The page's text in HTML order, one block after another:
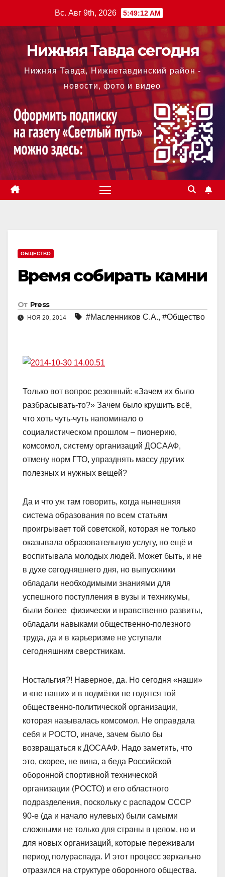
содержимому
Вс. Авг 9th, 2026 5:49:14 AM
Нижняя Тавда сегодня
Нижняя Тавда, Нижнетавдинский район -
новости, фото и видео
ОБЩЕСТВО
Время собирать камни
От Press
НОЯ 20, 2014 #Масленников С.А., #Общество
Только вот вопрос резонный: «Зачем их было
разбрасывать-то?» Зачем было крушить всё,
что хоть чуть-чуть напоминало о
социалистическом прошлом – пионерию,
комсомол, систему организаций ДОСААФ,
отмену норм ГТО, упразднять массу других
полезных и нужных вещей?
Да и что уж там говорить, когда нынешняя
система образования по всем статьям
проигрывает той советской, которая не только
оказывала образовательную услугу, но ещё и
воспитывала молодых людей. Может быть, и не
в духе сегодняшнего дня, но выпускники
обладали необходимыми знаниями для
успешного поступления в вузы и техникумы,
были более физически и нравственно развиты,
обладали навыками общественно-полезного
труда, да и в карьеризме не уступали
сегодняшним сверстникам.
Ностальгия?! Наверное, да. Но сегодня «наши»
и «не наши» и в подмётки не годятся той
общественно-политической организации,
которая называлась комсомол. Не оправдала
себя и РОСТО, иначе, зачем было бы
возвращаться к ДОСААФ. Надо заметить, что
это, скорее, не вина, а беда Российской
оборонной спортивной технической
организации (РОСТО) и его областного
подразделения, поскольку с распадом СССР
90-е (да и начало нулевых) были самыми
сложными не только для страны в целом, но и
для новых организаций, которые переживали
период полураспада. И этот процесс зеркально
отразился на структуре оборонного общества.